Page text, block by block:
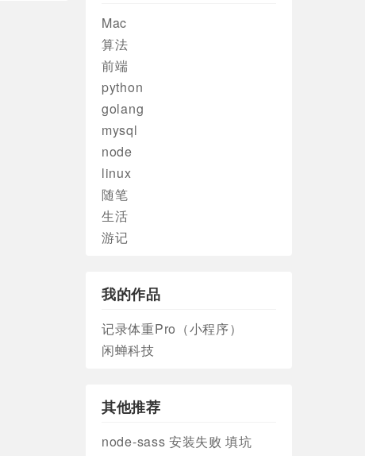
Mac
算法
前端
python
golang
mysql
node
linux
随笔
生活
游记
我的作品
记录体重Pro（小程序）
闲蝉科技
其他推荐
node-sass 安装失败 填坑